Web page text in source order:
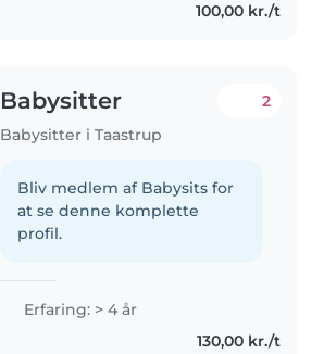
100,00 kr./t
Babysitter
Babysitter i Taastrup
2
Bliv medlem af Babysits for
at se denne komplette
profil.
Erfaring: > 4 år
130,00 kr./t